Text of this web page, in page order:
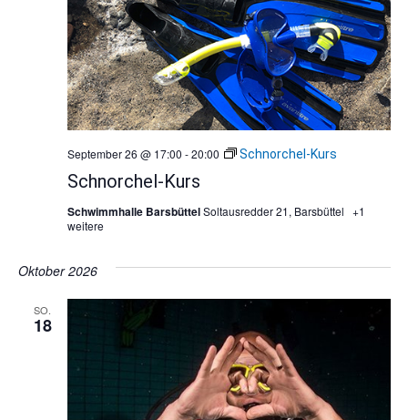
Schnorchel-Kurs
September 26 @ 17:00 -20:00 Schnorchel-Kurs
Schwimmhalle BarsbüttelSoltausredder 21, Barsbüttel +1
weitere
Oktober 2026
SO.
18